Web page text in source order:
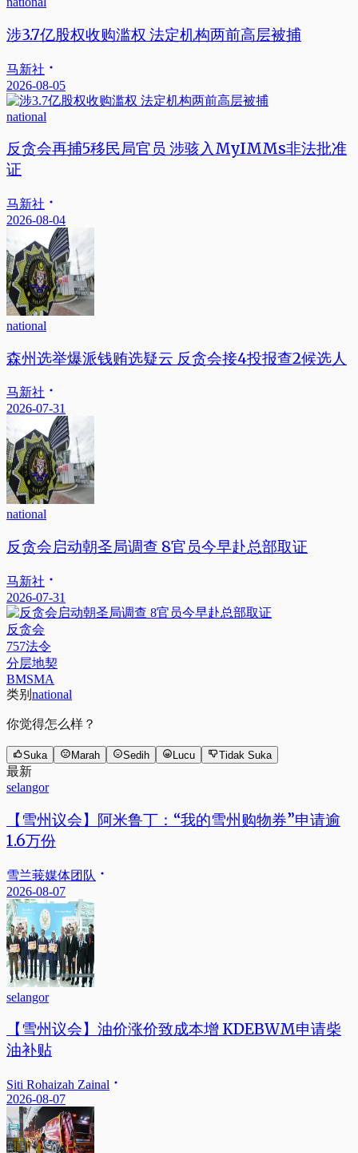
涉3.7亿股权收购滥权 法定机构两前高层被捕
马新社
2026-08-05
national
反贪会再捕5移民局官员 涉骇入MyIMMs非法批准
证
马新社
2026-08-04
national
森州选举爆派钱贿选疑云 反贪会接4投报查2候选人
马新社
2026-07-31
national
反贪会启动朝圣局调查 8官员今早赴总部取证
马新社
2026-07-31
反贪会
757法令
分层地契
BMSMA
类别 national
你觉得怎么样？
Suka Marah Sedih Lucu Tidak Suka
最新
selangor
【雪州议会】阿米鲁丁：“我的雪州购物券”申请逾
1.6万份
雪兰莪媒体团队
2026-08-07
selangor
【雪州议会】油价涨价致成本增 KDEBWM申请柴
油补贴
Siti Rohaizah Zainal
2026-08-07